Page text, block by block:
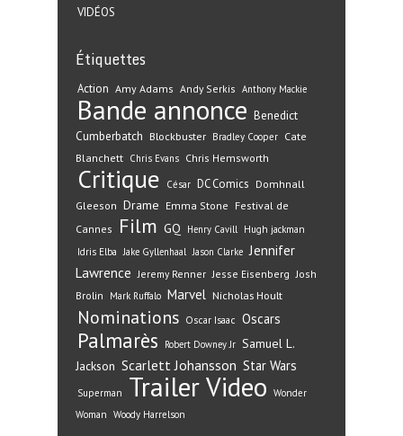
VIDÉOS
Étiquettes
Action Amy Adams Andy Serkis Anthony Mackie
Bande annonce Benedict
Cumberbatch Blockbuster Bradley Cooper Cate
Blanchett Chris Evans Chris Hemsworth
Critique César DC Comics Domhnall
Gleeson Drame Emma Stone Festival de
Cannes
Film GQ Henry Cavill Hugh jackman
Idris Elba Jake Gyllenhaal Jason Clarke Jennifer
Lawrence Jeremy Renner Jesse Eisenberg Josh
Brolin
Mark Ruffalo Marvel Nicholas Hoult
Nominations Oscar Isaac Oscars
Palmarès Robert Downey Jr Samuel L.
Jackson Scarlett Johansson Star Wars
Superman TrailerVideo Wonder
Woman Woody Harrelson